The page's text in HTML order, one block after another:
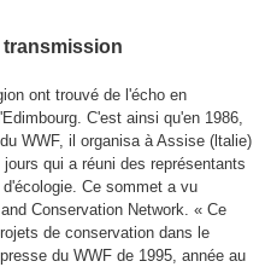
ont trouvé de l'écho en
C'est ainsi qu'en 1986,
WWF, il organisa à Assise (ltalie)
qui a réuni des représentants
Ce sommet a vu
Conservation Network. « Ce
de conservation dans le
du WWF de 1995, année au